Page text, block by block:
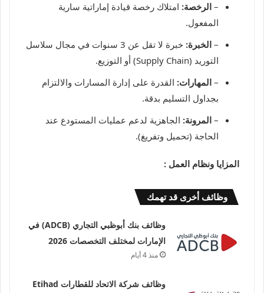
– الرخصة: امتلاك رخصة قيادة إماراتية سارية
المفعول.
– الخبرة:
خبرة لا تقل عن 3 سنوات في مجال سلاسل
التوريد (Supply Chain) أو التوزيع.
– المهارات: القدرة على إدارة المسارات والالتزام
بجداول التسليم بدقة.
– المرونة: الجاهزية لدعم عمليات المستودع عند
الحاجة (تحميل وتفريغ).
المزايا ونظام العمل :
وظائف أخرى قد تهمك
وظائف بنك أبوظبي التجاري (ADCB) في
الإمارات لمختلف التخصصات 2026
منذ 4 أيام
وظائف شركة الاتحاد للقطارات Etihad